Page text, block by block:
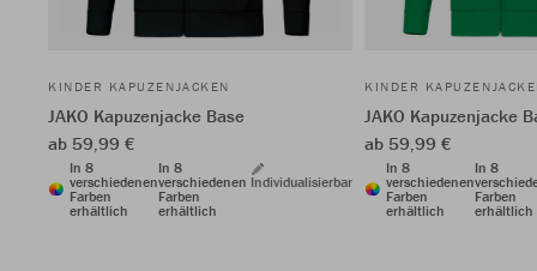
KINDER KAPUZENJACKEN
JAKO Kapuzenjacke Base
ab 59,99 €
In 8
verschiedenen
Farben
erhältlich
In 8
verschiedenen
Farben
erhältlich
Individualisierbar
KINDER
JAKO Kapuzenjacke
ab 59,99 €
In 8
verschiedenen
Farben
erhältlich
In 8
Farben
erhältlich